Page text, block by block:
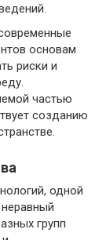
основам
риски и
частью
созданию
одной
групп